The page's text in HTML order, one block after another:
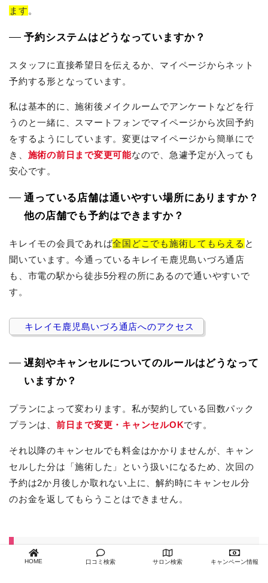
ます 。
予約システムはどうなっていますか？
スタッフに直接希望日を伝えるか、マイページからネット
予約する形となっています。
私は基本的に、施術後メイクルームでアンケートなどを行
うのと一緒に、スマートフォンでマイページから次回予約
をするようにしています。変更はマイページから簡単にで
き、 施術の前日まで変更可能なので、急遽予定が入っても
安心です。
通っている店舗は通いやすい場所にありますか？
他の店舗でも予約はできますか？
キレイモの会員であれば全国どこでも施術してもらえる と
聞いています。今通っているキレイモ鹿児島いづろ通店
も、市電の駅から徒歩5分程の所にあるので通いやすいで
す。
キレイモ鹿児島いづろ通店へのアクセス
遅刻やキャンセルについてのルールはどうなって
いますか？
プランによって変わります。私が契約している回数パック
プランは、 前日まで変更・キャンセルOKです。
それ以降のキャンセルでも料金はかかりませんが、キャン
セルした分は「施術した」という扱いになるため、次回の
予約は2か月後しか取れない上に、解約時にキャンセル分
のお金を返してもらうことはできません。
自己処理がラクになって、今後が楽しみ！
HOME 口コミ検索 サロン検索 キャンペーン情報